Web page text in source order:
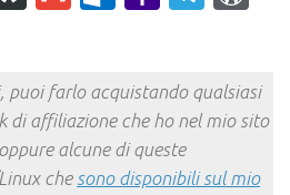
puoi farlo acquistando qualsiasi
di affiliazione che ho nel mio sito
alcune di queste
che sono disponibili sul mio